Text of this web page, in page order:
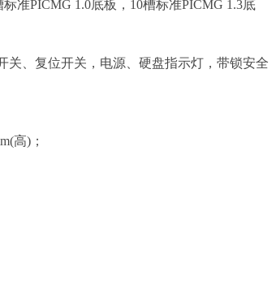
PICMG 1.0底板，10槽标准PICMG 1.3底
、复位开关，电源、硬盘指示灯，带锁安全
高)；